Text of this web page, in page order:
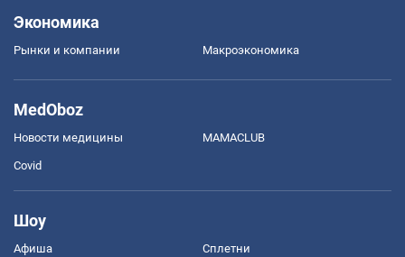
Экономика
Рынки и компании Mакроэкономика
MedOboz
Новости медицины MAMACLUB
Covid
Шоу
Афиша Сплетни